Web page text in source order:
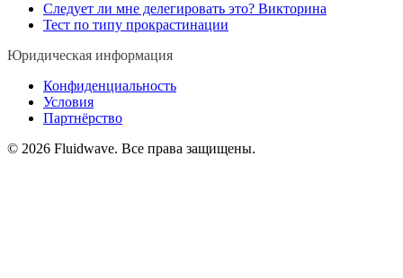
Следует ли мне делегировать это? Викторина
Тест по типу прокрастинации
Юридическая информация
Конфиденциальность
Условия
Партнёрство
© 2026 Fluidwave. Все права защищены.